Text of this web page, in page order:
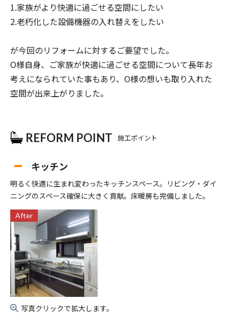
1.家族がより快適に過ごせる空間にしたい
2.老朽化した設備機器の入れ替えをしたい
が今回のリフォームに対するご要望でした。
O様自身、ご家族が快適に過ごせる空間について長年お
考えになられていた事もあり、O様の想いも取り入れた
空間が出来上がりました。
REFORM POINT 施工ポイント
キッチン
明るく快適に生まれ変わったキッチンスペース。リビング・ダイ
ニングのスペース確保に大きく貢献。床暖房も完備しました。
After
写真クリックで拡大します。